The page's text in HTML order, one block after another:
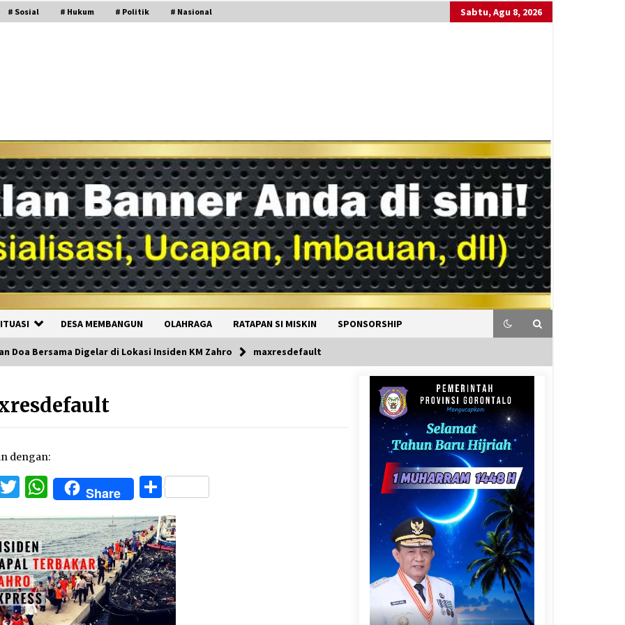
# Sosial # Hukum # Politik # Nasional Sabtu, Agu 8, 2026
DESA MEMBANGUN OLAHRAGA RATAPAN SI MISKIN SPONSORSHIP
Doa Bersama Digelar di Lokasi Insiden KM Zahro maxresdefault
dengan:
Twitter
WhatsApp
Share Share